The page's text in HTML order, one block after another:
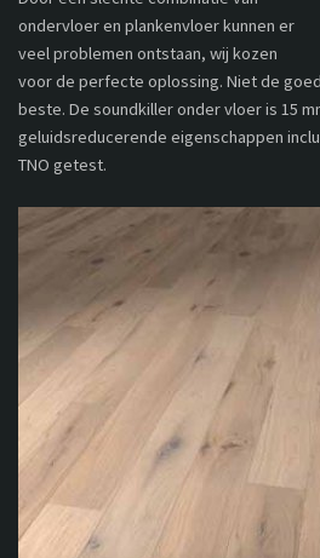
ondervloer en plankenvloer kunnen er
veel problemen ontstaan, wij kozen
voor de perfecte oplossing. Niet de
beste. De soundkiller onder vloer is 15
geluidsreducerende eigenschappen
TNO getest.